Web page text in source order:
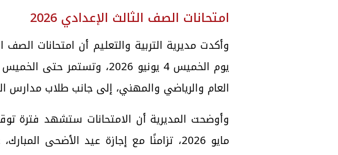
امتحانات الصف الثالث الإعدادي 2026
العام والرياضي والمهني، إلى جانب طلاب مدارس
مايو 2026، تزامنًا مع إجازة عيد الأضحى